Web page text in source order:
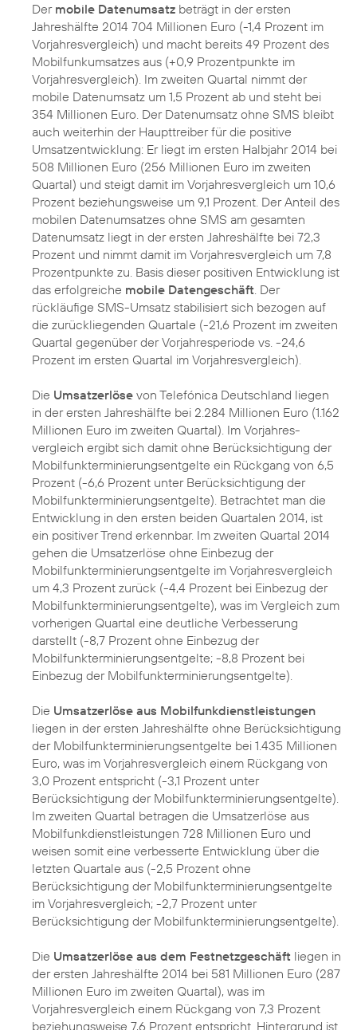
Der mobile Datenumsatz beträgt in der ersten
Jahreshälfte 2014 704 Millionen Euro (-1,4 Prozent im
Vorjahresvergleich) und macht bereits 49 Prozent des
Mobilfunkumsatzes aus (+0,9 Prozentpunkte im
Vorjahresvergleich). Im zweiten Quartal nimmt der
mobile Datenumsatz um 1,5 Prozent ab und steht bei
354 Millionen Euro. Der Datenumsatz ohne SMS bleibt
auch weiterhin der Haupttreiber für die positive
Umsatzentwicklung: Er liegt im ersten Halbjahr 2014 bei
508 Millionen Euro (256 Millionen Euro im zweiten
Quartal) und steigt damit im Vorjahresvergleich um 10,6
Prozent beziehungsweise um 9,1 Prozent. Der Anteil des
mobilen Datenumsatzes ohne SMS am gesamten
Datenumsatz liegt in der ersten Jahreshälfte bei 72,3
Prozent und nimmt damit im Vorjahresvergleich um 7,8
Prozentpunkte zu. Basis dieser positiven Entwicklung ist
das erfolgreiche mobile Datengeschäft. Der
rückläufige SMS-Umsatz stabilisiert sich bezogen auf
die zurückliegenden Quartale (-21,6 Prozent im zweiten
Quartal gegenüber der Vorjahresperiode vs. -24,6
Prozent im ersten Quartal im Vorjahresvergleich).
Die Umsatzerlöse von Telefónica Deutschland liegen
in der ersten Jahreshälfte bei 2.284 Millionen Euro (1.162
Millionen Euro im zweiten Quartal). Im Vorjahres-
vergleich ergibt sich damit ohne Berücksichtigung der
Mobilfunkterminierungsentgelte ein Rückgang von 6,5
Prozent (-6,6 Prozent unter Berücksichtigung der
Mobilfunkterminierungsentgelte). Betrachtet man die
Entwicklung in den ersten beiden Quartalen 2014, ist
ein positiver Trend erkennbar. Im zweiten Quartal 2014
gehen die Umsatzerlöse ohne Einbezug der
Mobilfunkterminierungsentgelte im Vorjahresvergleich
um 4,3 Prozent zurück (-4,4 Prozent bei Einbezug der
Mobilfunkterminierungsentgelte), was im Vergleich zum
vorherigen Quartal eine deutliche Verbesserung
darstellt (-8,7 Prozent ohne Einbezug der
Mobilfunkterminierungsentgelte; -8,8 Prozent bei
Einbezug der Mobilfunkterminierungsentgelte).
Die Umsatzerlöse aus Mobilfunkdienstleistungen
liegen in der ersten Jahreshälfte ohne Berücksichtigung
der Mobilfunkterminierungsentgelte bei 1.435 Millionen
Euro, was im Vorjahresvergleich einem Rückgang von
3,0 Prozent entspricht (-3,1 Prozent unter
Berücksichtigung der Mobilfunkterminierungsentgelte).
Im zweiten Quartal betragen die Umsatzerlöse aus
Mobilfunkdienstleistungen 728 Millionen Euro und
weisen somit eine verbesserte Entwicklung über die
letzten Quartale aus (-2,5 Prozent ohne
Berücksichtigung der Mobilfunkterminierungsentgelte
im Vorjahresvergleich; -2,7 Prozent unter
Berücksichtigung der Mobilfunkterminierungsentgelte).
Die Umsatzerlöse aus dem Festnetzgeschäft liegen in
der ersten Jahreshälfte 2014 bei 581 Millionen Euro (287
Millionen Euro im zweiten Quartal), was im
Vorjahresvergleich einem Rückgang von 7,3 Prozent
beziehungsweise 7,6 Prozent entspricht. Hintergrund ist